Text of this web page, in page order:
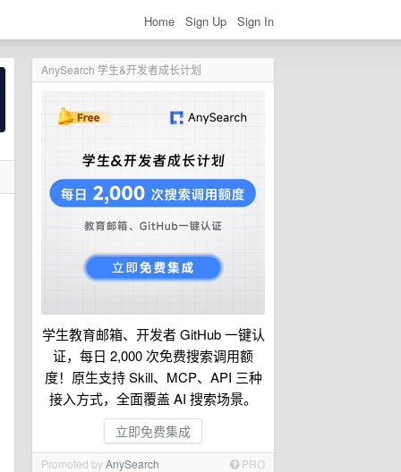
Home Sign Up Sign In
AnySearch 学生&开发者成长计划
学生教育邮箱、开发者 GitHub 一键认
证，每日 2,000 次免费搜索调用额
度！原生支持 Skill、MCP、API 三种
接入方式，全面覆盖 AI 搜索场景。
立即免费集成
Promoted byAnySearch PRO